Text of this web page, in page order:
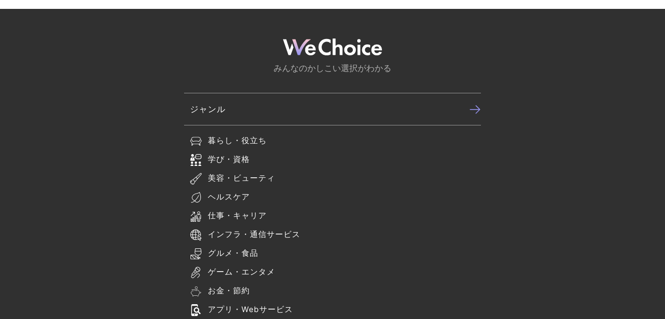
みんなのかしこい選択がわかる
ジャンル
暮らし・役立ち
学び・資格
美容・ビューティ
ヘルスケア
仕事・キャリア
インフラ・通信サービス
グルメ・食品
ゲーム・エンタメ
お金・節約
アプリ・Webサービス